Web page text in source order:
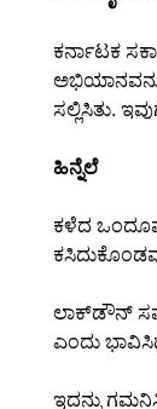
ಕರ್ನಾಟಕ
ಸಲ್ಲಿಸಿತು.
ಹಿನ್ನೆಲೆ
ಕಳೆದ
ಲಾಕ್‌ಡೌನ್
ಎಂದು
ಇದನ್ನು